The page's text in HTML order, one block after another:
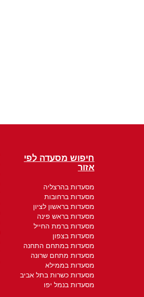
חיפוש מסעדה לפי
אזור
מסעדות בהרצליה
מסעדות ברחובות
מסעדות בראשון לציון
מסעדות בראש פינה
מסעדות ברמת החייל
מסעדות בצפון
מסעדות במתחם התחנה
מסעדות מתחם שרונה
מסעדות בממילא
מסעדות כשרות בתל אביב
מסעדות בנמל יפו